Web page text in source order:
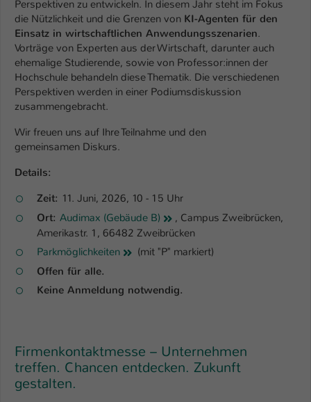
Perspektiven zu entwickeln. In diesem Jahr steht im Fokus
die Nützlichkeit und die Grenzen von KI-Agenten für den
Einsatz in wirtschaftlichen Anwendungsszenarien.
Vorträge von Experten aus der Wirtschaft, darunter auch
ehemalige Studierende, sowie von Professor:innen der
Hochschule behandeln diese Thematik. Die verschiedenen
Perspektiven werden in einer Podiumsdiskussion
zusammengebracht.
Wir freuen uns auf Ihre Teilnahme und den
gemeinsamen Diskurs.
Details:
Zeit: 11. Juni, 2026, 10 - 15 Uhr
Ort: Audimax (Gebäude B)
, Campus Zweibrücken,
Amerikastr. 1, 66482 Zweibrücken
Parkmöglichkeiten
(mit "P" markiert)
Offen für alle.
Keine Anmeldung notwendig.
Firmenkontaktmesse – Unternehmen
treffen. Chancen entdecken. Zukunft
gestalten.
Zweck
Einstellungen. Unter anderem eine zufällig
generierte ID, für die historische
Speicherung Ihrer vorgenommen
Einstellungen, falls der Webseiten-
Betreiber dies eingestellt hat.
Name fe_typo_user / PHPSESSID
Anbieter TYPO3
Laufzeit
Zweck
Dieses Cookie ist ein Standard-Session-
Cookie von TYPO3. Es speichert im Fall
eines Intranet-Logins die Session-ID. So
kann der eingeloggte Benutzer
wiedererkannt werden und es wird ihm
Zugang zu geschützten Bereichen
gewährt.
Anbieter TYPO3